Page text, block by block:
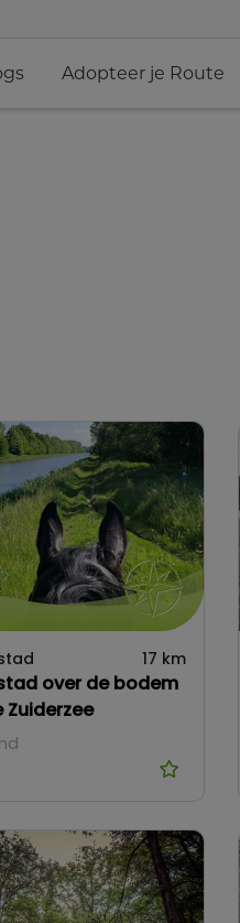
Adopteer je Route
17 km
over de bodem
Zuiderzee